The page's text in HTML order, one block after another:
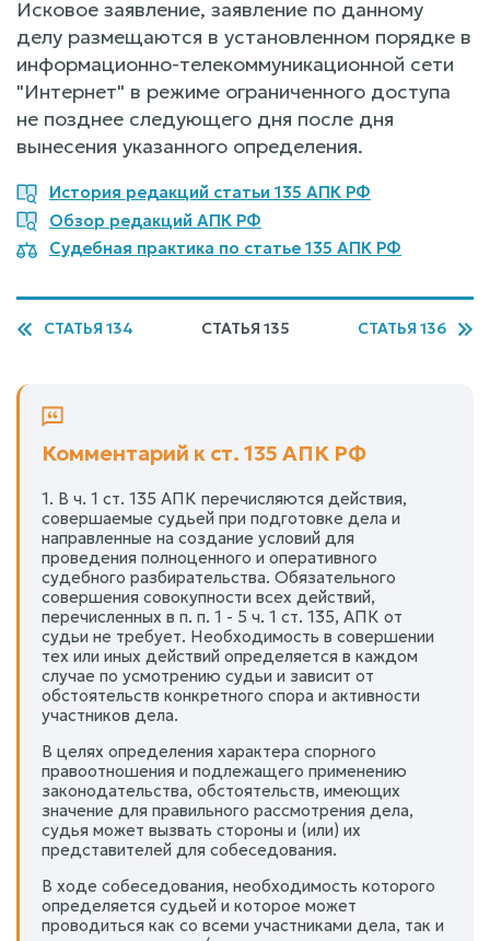
Исковое заявление, заявление по данному
делу размещаются в установленном порядке в
информационно-телекоммуникационной сети
"Интернет" в режиме ограниченного доступа
не позднее следующего дня после дня
вынесения указанного определения.
История редакций статьи 135 АПК РФ
Обзор редакций АПК РФ
Судебная практика по статье 135 АПК РФ
СТАТЬЯ 134 СТАТЬЯ 135 СТАТЬЯ 136
Комментарий к ст. 135 АПК РФ
1. В ч. 1 ст. 135 АПК перечисляются действия,
совершаемые судьей при подготовке дела и
направленные на создание условий для
проведения полноценного и оперативного
судебного разбирательства. Обязательного
совершения совокупности всех действий,
перечисленных в п. п. 1 - 5 ч. 1 ст. 135, АПК от
судьи не требует. Необходимость в совершении
тех или иных действий определяется в каждом
случае по усмотрению судьи и зависит от
обстоятельств конкретного спора и активности
участников дела.
В целях определения характера спорного
правоотношения и подлежащего применению
законодательства, обстоятельств, имеющих
значение для правильного рассмотрения дела,
судья может вызвать стороны и (или) их
представителей для собеседования.
В ходе собеседования, необходимость которого
определяется судьей и которое может
проводиться как со всеми участниками дела, так и